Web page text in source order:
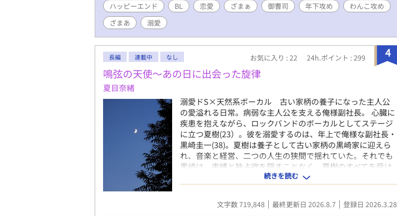
ハッピーエンド BL 恋愛 ざまぁ 御曹司 年下攻め
わんこ攻め
ざまあ
溺愛
4
長編 連載中 なし お気に入り : 22 24h.ポイント : 299
鳴弦の天使～あの日に出会った旋律
夏目奈緒
溺愛ドS×天然系ボーカル 古い家柄の養子になった主人公
の愛溢れる日常。病弱な主人公を支える俺様副社長。 心臓に
疾患を抱えながら、ロックバンドのボーカルとしてステージ
に立つ夏樹(23）。彼を溺愛するのは、年上で俺様な副社長・
黒崎圭一(38)。夏樹は養子として古い家柄の黒崎家に迎えら
れ、音楽と経営、二つの人生の狭間で揺れていた。それでも
黒崎は、束縛と独占欲を隠すことなく、夏樹のすべてを受け
止めようとする。ステージを降りる日が近づくかもしれない
中、家族の問題、過去の傷、そして未来への不安が静かに忍
び寄る。繋いだ手を、決して離さないと誓った二人の、溺愛
と再生の物語。※本作からでもお読みいただけます。前作は
続きを読む
文字数 719,848 最終更新日 2026.8.7 登録日 2026.3.28